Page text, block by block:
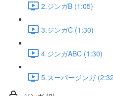
2.ジンガB (1:05)
3.ジンガC (1:30)
4.ジンガABC (1:30)
5.スーパージンガ